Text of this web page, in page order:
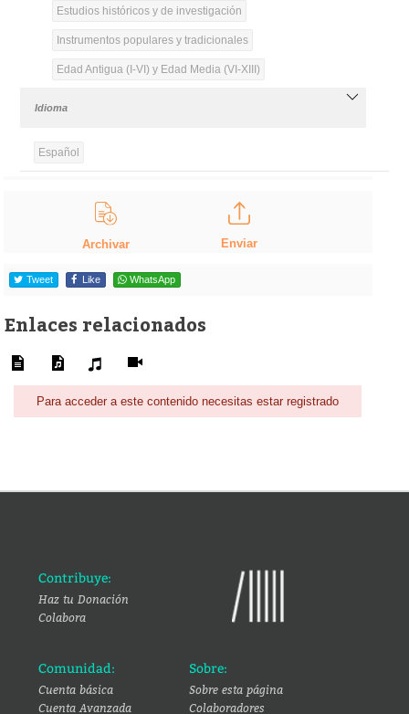
Estudios históricos y de investigación
Instrumentos populares y tradicionales
Edad Antigua (I-VI) y Edad Media (VI-XIII)
Idioma
Español
Archivar Enviar
Tweet Like WhatsApp
Enlaces relacionados
Para acceder a este contenido necesitas estar registrado
Contribuye:
Haz tu Donación
Colabora
Comunidad:
Cuenta básica
Cuenta Avanzada
Sobre:
Sobre esta página
Colaboradores